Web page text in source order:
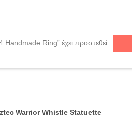
Handmade Ring” έχει προστεθεί
Warrior Whistle Statuette